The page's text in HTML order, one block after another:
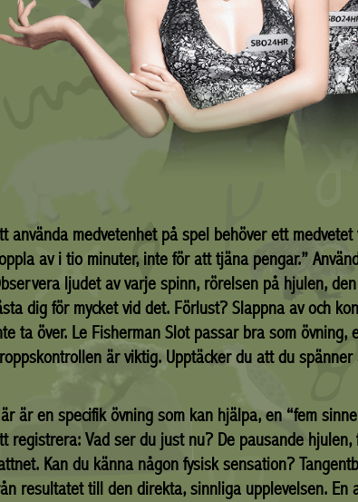
använda medvetenhet på spel behöver ett
av i tio minuter, inte för att tjäna pengar.”
ljudet av varje spinn, rörelsen på hjulen,
dig för mycket vid det. Förlust? Slappna av och
ta över. Le Fisherman Slot passar bra som
är viktig. Upptäcker du att du
är en specifik övning som kan hjälpa, en “fem
registrera: Vad ser du just nu? De pausande
Kan du känna någon fysisk sensation?
resultatet till den direkta, sinnliga upplevelsen.